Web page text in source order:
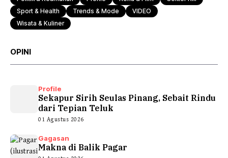
Sport & Health
Trends & Mode
VIDEO
Wisata & Kuliner
OPINI
Profile
Sekapur Sirih Seulas Pinang, Sebait Rindu
dari Tepian Teluk
01 Agustus 2026
Gagasan
Makna di Balik Pagar